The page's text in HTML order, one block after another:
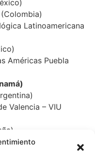
Latinoamericana
Américas Puebla
Valencia – VIU
(España)